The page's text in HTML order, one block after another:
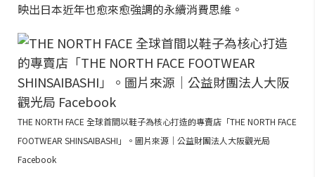
映出日本近年也愈來愈強調的永續消費思維。
THE NORTH FACE 全球首間以鞋子為核心打造的專賣店「THE NORTH FACE
FOOTWEAR SHINSAIBASHI」。圖片來源｜公益財團法人大阪觀光局
Facebook